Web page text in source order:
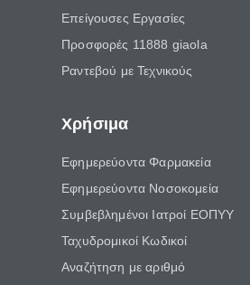
Επείγουσες Εργασίες
Προσφορές 11888 giaola
Ραντεβού με Τεχνικούς
Χρήσιμα
Εφημερεύοντα Φαρμακεία
Εφημερεύοντα Νοσοκομεία
Συμβεβλημένοι Ιατροί ΕΟΠΥΥ
Ταχυδρομικοί Κωδικοί
Αναζήτηση με αριθμό